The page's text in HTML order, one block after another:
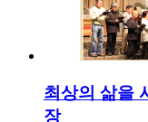
최상의 삶을
장